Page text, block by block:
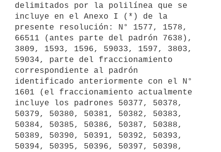
delimitados por la polilínea que se
incluye en el Anexo I (*) de la
presente resolución: N° 1577, 1578,
66511 (antes parte del padrón 7638),
3809, 1593, 1596, 59033, 1597, 3803,
59034, parte del fraccionamiento
correspondiente al padrón
identificado anteriormente con el N°
1601 (el fraccionamiento actualmente
incluye los padrones 50377, 50378,
50379, 50380, 50381, 50382, 50383,
50384, 50385, 50386, 50387, 50388,
50389, 50390, 50391, 50392, 50393,
50394, 50395, 50396, 50397, 50398,